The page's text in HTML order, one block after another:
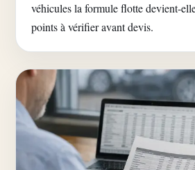
véhicules la formule flotte devient-
points à vérifier avant devis.